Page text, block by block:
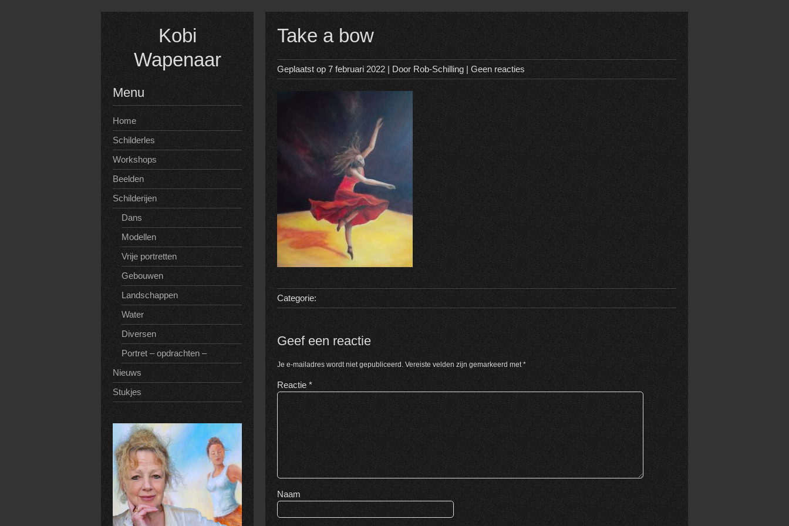
Kobi
Wapenaar
Menu
Home
Schilderles
Workshops
Beelden
Schilderijen
Dans
Modellen
Vrije portretten
Gebouwen
Landschappen
Water
Diversen
Portret – opdrachten –
Nieuws
Stukjes
Take a bow
Geplaatst op 7 februari 2022 | Door Rob-Schilling | Geen reacties
Categorie:
Geef een reactie
Je e-mailadres wordt niet gepubliceerd. Vereiste velden zijn gemarkeerd met*
Reactie *
Naam